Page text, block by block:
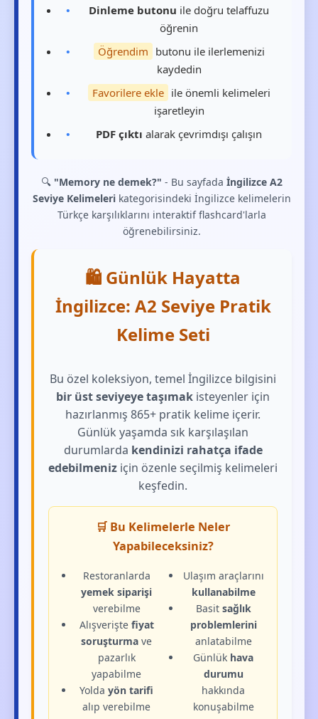
Dinleme butonu ile doğru telaffuzu
öğrenin
Öğrendim butonu ile ilerlemenizi
kaydedin
Favorilere ekle ile önemli kelimeleri
işaretleyin
PDF çıktı alarak çevrimdışı çalışın
🔍 "Memory ne demek?" - Bu sayfada İngilizce A2
Seviye Kelimelerikategorisindeki İngilizce kelimelerin
Türkçe karşılıklarını interaktif flashcard'larla
öğrenebilirsiniz.
🛍️ Günlük Hayatta
İngilizce: A2 Seviye Pratik
Kelime Seti
Bu özel koleksiyon, temel İngilizce bilgisini
bir üst seviyeye taşımak isteyenler için
hazırlanmış 865+ pratik kelime içerir.
Günlük yaşamda sık karşılaşılan
durumlarda kendinizi rahatça ifade
edebilmeniz için özenle seçilmiş kelimeleri
keşfedin.
🛒 Bu Kelimelerle Neler
Yapabileceksiniz?
Restoranlarda
yemek siparişi
verebilme
Alışverişte fiyat
soruşturma ve
pazarlık
yapabilme
Yoldayön tarifi
alıp verebilme
Ulaşım araçlarını
kullanabilme
Basit sağlık
problemlerini
anlatabilme
Günlük hava
durumu
hakkında
konuşabilme